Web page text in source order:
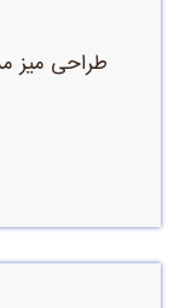
طراحی میز